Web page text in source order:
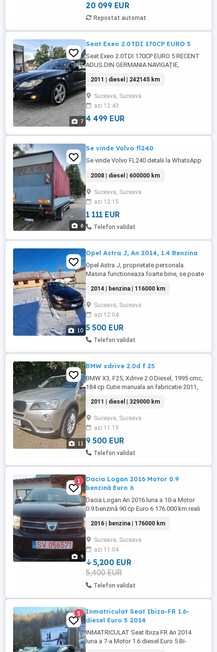
include 5 ...
20 099 EUR
Repostat automat
7
Seat Exeo 2.0TDI 170CP EURO 5
Seat Exeo 2.0TDI 170CP EURO 5 RECENT
ADUS DIN GERMANIA NAVIGAȚIE,
AUTOMAT, GEAMURI ȘI OGLINZI
ELECTRICE RABATABILE, VOLAN DE PIELE
CU COMENZI,JANTE ALIAJ ORIGINALE
R18 PRET 4499
2011 | diesel | 242145 km
Suceava, Suceava
azi 12:43
4 499 EUR
6
Se vinde Volvo fl240
Se vinde Volvo FL240 detalii la WhatsApp
2008 | diesel | 600000 km
Suceava, Suceava
azi 12:15
1 111 EUR
Telefon validat
10
Opel Astra J, An 2014, 1.4 Benzina
Opel Astra J, proprietate personala.
Masina functioneaza foarte bine, se poate
detalii la telefon
2014 | benzina | 116000 km
Suceava, Suceava
azi 12:04
5 500 EUR
Telefon validat
11
BMW xdrive 2.0d f 25
BMW X3, F25, Xdrive 2.0 Diesel, 1995 cmc,
184 cp Cutie manuala an fabricatie 2011,
electrice, scaune incalzite Senzor ploaie,
senzor parcare Stop start, keyless go
Xenon Bluetooth, media, etc. Distributie
schimbata la 300000 km Schimburi ulei
motor, ulei diferentiale, ...
2011 | diesel | 329000 km
Suceava, Suceava
azi 11:19
9 500 EUR
Telefon validat
9
1
Dacia Logan 2016 Motor 0.9
benzină Euro 6
Dacia Logan An 2016 luna a 10-a Motor
0.9 benzină 90 cp Euro 6 176.000 km reali
mare color cu touchscreen GPS Aer
condiționat Senzori parcare Pilot automat
Volan piele Comenzi volan 4 geamuri
electrice Oglinzi electrice încălzite Cruise
...
2016 | benzina | 176000 km
Suceava, Suceava
azi 11:04
5,200 EUR
5,400 EUR
Telefon validat
5
Inmatriculat Seat Ibiza-FR 1.6-
diesel Euro 5 2014
INMATRICULAT Seat Ibiza FR An 2014
luna a 7-a Motor 1.6 diesel Euro 5 Bi-